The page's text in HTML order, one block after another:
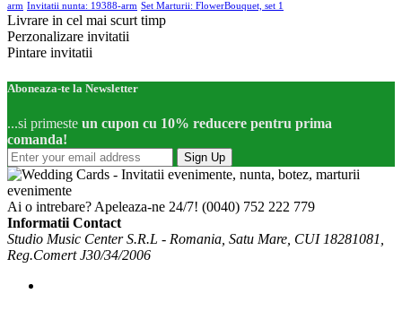
arm Invitatii nunta: 19388-arm Set Marturii: FlowerBouquet, set 1
Livrare in cel mai scurt timp
Perzonalizare invitatii
Pintare invitatii
Aboneaza-te la Newsletter
...si primeste un cupon cu 10% reducere pentru prima
comanda!
Sign Up
Ai o intrebare? Apeleaza-ne 24/7! (0040) 752 222 779
Informatii Contact
Studio Music Center S.R.L - Romania, Satu Mare, CUI 18281081,
Reg.Comert J30/34/2006